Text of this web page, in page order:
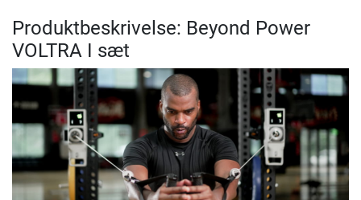
Produktbeskrivelse: Beyond Power
VOLTRA I sæt